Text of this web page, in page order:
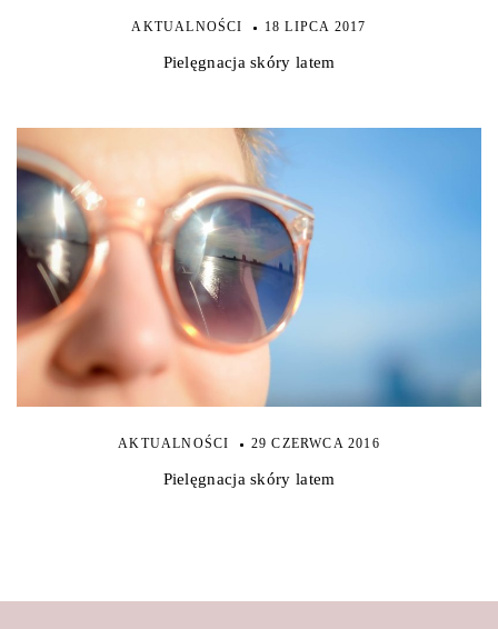
AKTUALNOŚCI 18 LIPCA 2017
Pielęgnacja skóry latem
AKTUALNOŚCI 29 CZERWCA 2016
Pielęgnacja skóry latem